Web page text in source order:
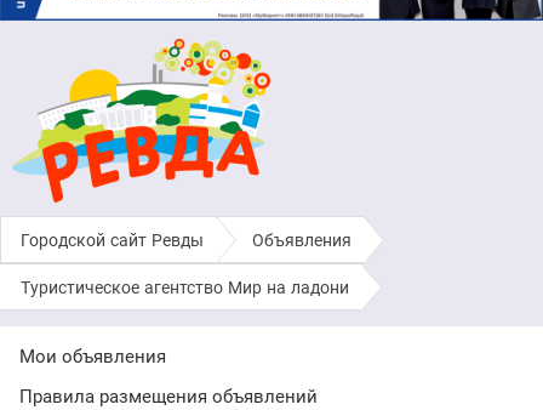
Городской сайт Ревды › Объявления
Туристическое агентство Мир на ладони
Мои объявления
Правила размещения объявлений